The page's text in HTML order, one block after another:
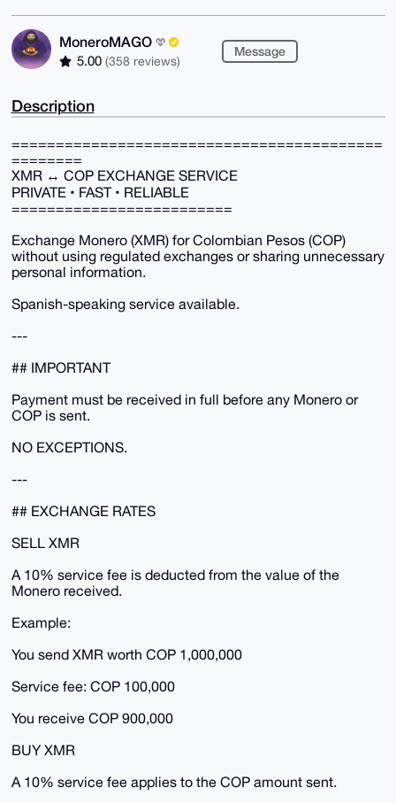
MoneroMAGO
5.00 (358 reviews)
Message
Description
==========================================
========
XMR ↔ COP EXCHANGE SERVICE
PRIVATE • FAST • RELIABLE
=========================
Exchange Monero (XMR) for Colombian Pesos (COP)
without using regulated exchanges or sharing unnecessary
personal information.
Spanish-speaking service available.
---
## IMPORTANT
Payment must be received in full before any Monero or
COP is sent.
NO EXCEPTIONS.
---
## EXCHANGE RATES
SELL XMR
A 10% service fee is deducted from the value of the
Monero received.
Example:
You send XMR worth COP 1,000,000
Service fee: COP 100,000
You receive COP 900,000
BUY XMR
A 10% service fee applies to the COP amount sent.